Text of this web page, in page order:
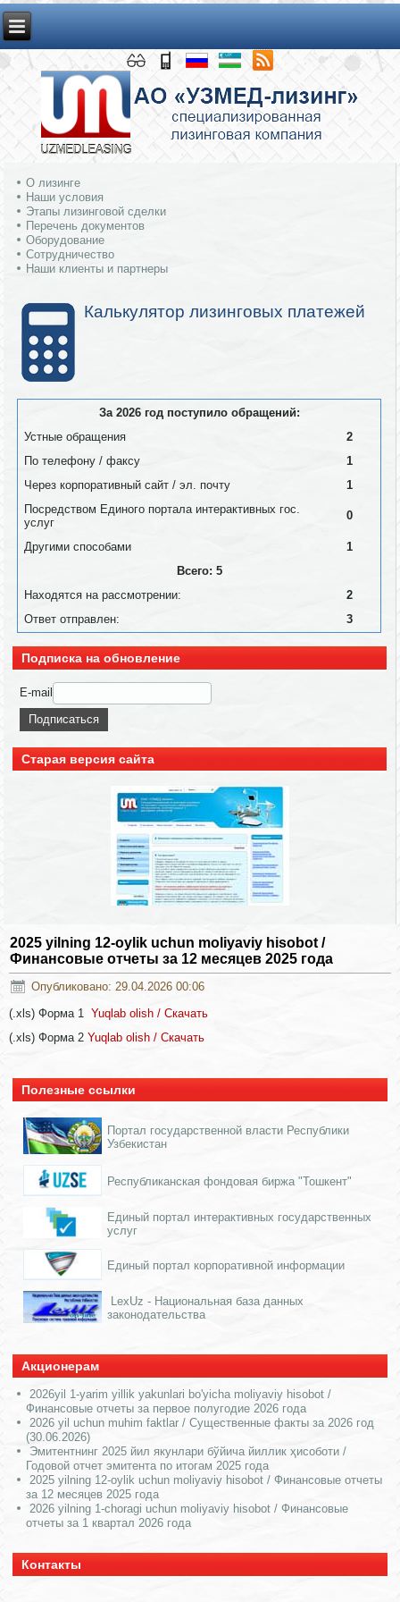
О лизинге
Наши условия
Этапы лизинговой сделки
Перечень документов
Оборудование
Сотрудничество
Наши клиенты и партнеры
Калькулятор лизинговых платежей
За 2026 год поступило обращений:
Устные обращения
2
По телефону / факсу
1
Через корпоративный сайт / эл. почту
1
Посредством Единого портала интерактивных гос.
услуг
0
Другими способами
1
Всего: 5
Находятся на рассмотрении:
2
Ответ отправлен:
3
Подписка на обновление
E-mail
Старая версия сайта
2025 yilning 12-oylik uchun moliyaviy hisobot /
Финансовые отчеты за 12 месяцев 2025 года
Опубликовано: 29.04.2026 00:06
(.xls) Форма 1 Yuqlab olish / Скачать
(.xls) Форма 2Yuqlab olish / Скачать
Полезные ссылки
Портал государственной власти Республики
Узбекистан
Республиканская фондовая биржа "Тошкент"
Единый портал интерактивных государственных
услуг
Единый портал корпоративной информации
LexUz - Национальная база данных
законодательства
Акционерам
2026yil 1-yarim yillik yakunlari bo'yicha moliyaviy hisobot /
Финансовые отчеты за первое полугодие 2026 года
2026 yil uchun muhim faktlar / Существенные факты за 2026 год
(30.06.2026)
Эмитентнинг 2025 йил якунлари бўйича йиллик ҳисоботи /
Годовой отчет эмитента по итогам 2025 года
2025 yilning 12-oylik uchun moliyaviy hisobot / Финансовые отчеты
за 12 месяцев 2025 года
2026 yilning 1-choragi uchun moliyaviy hisobot / Финансовые
отчеты за 1 квартал 2026 года
Контакты